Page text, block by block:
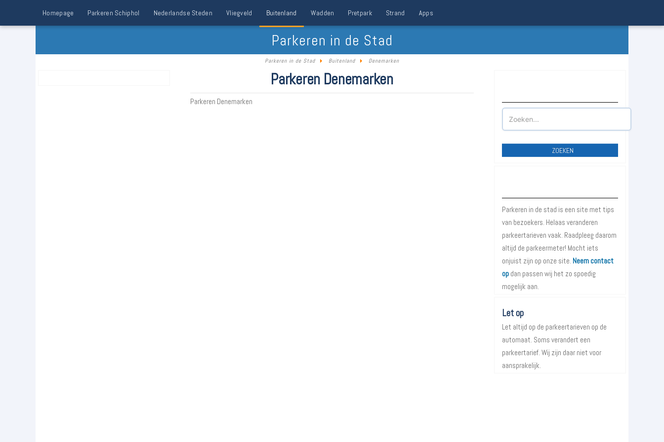
Homepage Parkeren Schiphol Nederlandse Steden Vliegveld Buitenland Wadden Pretpark Strand Apps
Parkeren in de Stad
Parkeren in de Stad Buitenland Denemarken
Parkeren Denemarken
Parkeren Denemarken
ZOEKEN
Parkeren in de stad is een site met tips
van bezoekers. Helaas veranderen
parkeertarieven vaak. Raadpleeg daarom
altijd de parkeermeter! Mocht iets
onjuist zijn op onze site. Neem contact
op dan passen wij het zo spoedig
mogelijk aan.
Let op
Let altijd op de parkeertarieven op de
automaat. Soms verandert een
parkeertarief. Wij zijn daar niet voor
aansprakelijk.